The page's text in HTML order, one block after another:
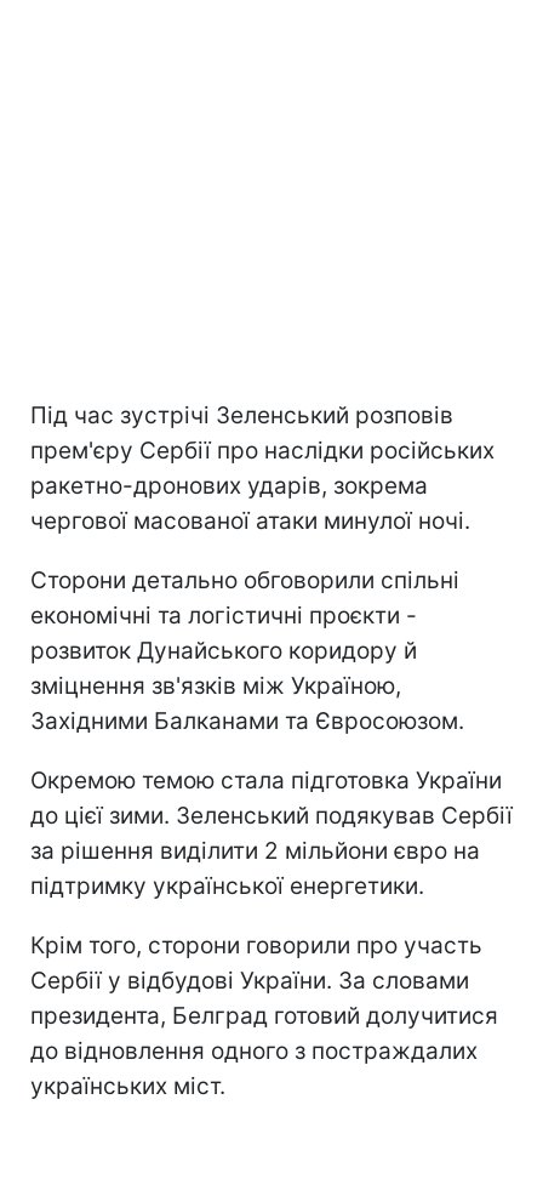
Під час зустрічі Зеленський розповів
прем'єру Сербії про наслідки російських
ракетно-дронових ударів, зокрема
чергової масованої атаки минулої ночі.
Сторони детально обговорили спільні
економічні та логістичні проєкти -
розвиток Дунайського коридору й
зміцнення зв'язків між Україною,
Західними Балканами та Євросоюзом.
Окремою темою стала підготовка України
до цієї зими. Зеленський подякував Сербії
за рішення виділити 2 мільйони євро на
підтримку української енергетики.
Крім того, сторони говорили про участь
Сербії у відбудові України. За словами
президента, Белград готовий долучитися
до відновлення одного з постраждалих
українських міст.